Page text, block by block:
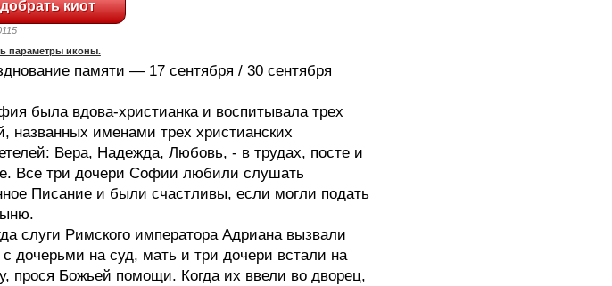
параметры иконы.
памяти — 17 сентября / 30 сентября
была вдова-христианка и воспитывала трех
названных именами трех христианских
Вера, Надежда, Любовь, - в трудах, посте и
Все три дочери Софии любили слушать
Писание и были счастливы, если могли подать
слуги Римского императора Адриана вызвали
дочерьми на суд, мать и три дочери встали на
прося Божьей помощи. Когда их ввели во дворец,